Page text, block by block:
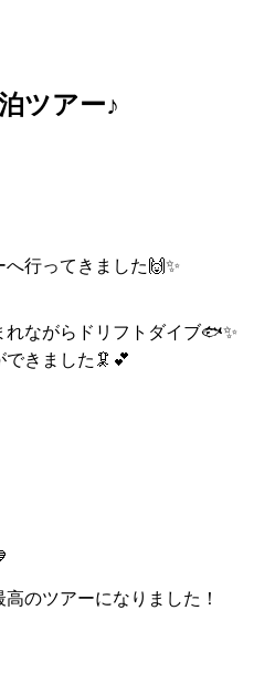
ツアー♪
行ってきました🙌✨
ながらドリフトダイブ🐟✨
きました🦑💕
のツアーになりました！